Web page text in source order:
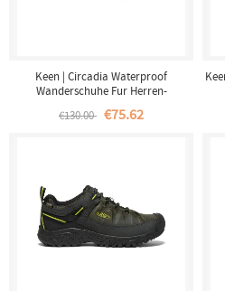
Keen | Circadia Waterproof
Wanderschuhe Fur Herren-
€130.00 €75.62